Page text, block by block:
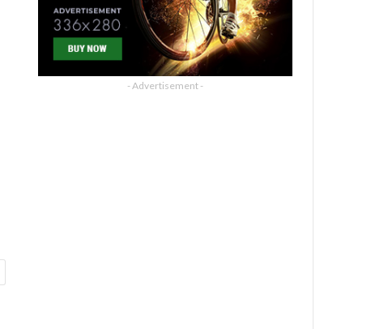
- Advertisement -